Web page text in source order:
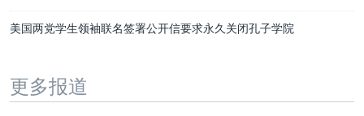
美国两党学生领袖联名签署公开信要求永久关闭孔子学院
更多报道